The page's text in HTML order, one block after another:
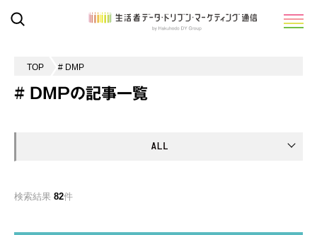
TOP # DMP
# DMPの記事一覧
検索結果 82件